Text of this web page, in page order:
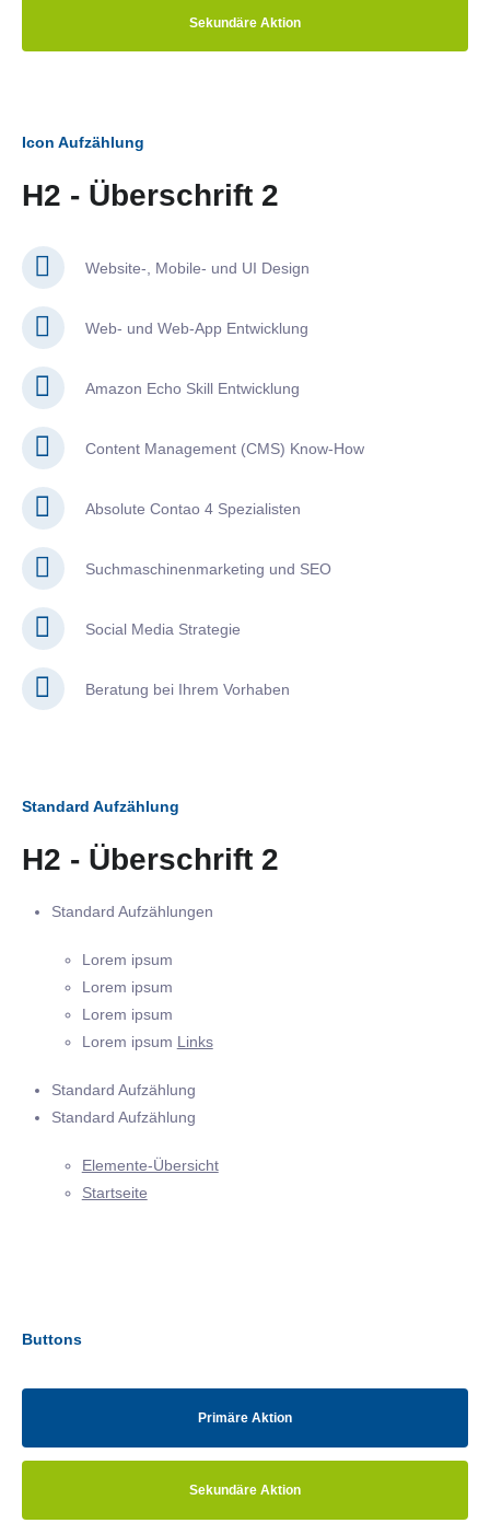
Sekundäre Aktion
Icon Aufzählung
H2 - Überschrift 2
Website-, Mobile- und UI Design
Web- und Web-App Entwicklung
Amazon Echo Skill Entwicklung
Content Management (CMS) Know-How
Absolute Contao 4 Spezialisten
Suchmaschinenmarketing und SEO
Social Media Strategie
Beratung bei Ihrem Vorhaben
Standard Aufzählung
H2 - Überschrift 2
Standard Aufzählungen
Lorem ipsum
Lorem ipsum
Lorem ipsum
Lorem ipsum Links
Standard Aufzählung
Standard Aufzählung
Elemente-Übersicht
Startseite
Buttons
Primäre Aktion
Sekundäre Aktion